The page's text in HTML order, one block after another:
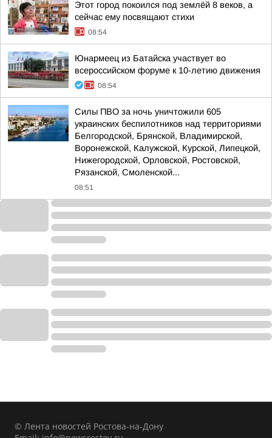
Этот город покоился под землёй 8 веков, а
сейчас ему посвящают стихи
08:54
Юнармеец из Батайска участвует во
всероссийском форуме к 10-летию движения
08:54
Силы ПВО за ночь уничтожили 605
украинских беспилотников над территориями
Белгородской, Брянской, Владимирской,
Воронежской, Калужской, Курской, Липецкой,
Нижегородской, Орловской, Ростовской,
Рязанской, Смоленской...
08:51
© Лента новостей Ростова-на-Дону